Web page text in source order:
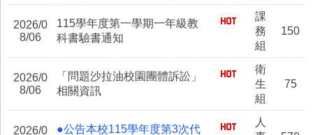
2026/0
8/06
115學年度第一學期一年級教
科書驗書通知
課
務
組
150
2026/0
8/06
「問題沙拉油校園團體訴訟」
相關資訊
衛
生
組
75
2026/0 ●公告本校115學年度第3次代
人